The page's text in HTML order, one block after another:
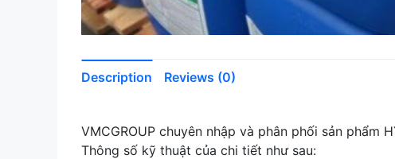
Description Reviews (0)
VMCGROUP chuyên nhập và phân phối sản phẩm
Thông số kỹ thuật của chi tiết như sau: